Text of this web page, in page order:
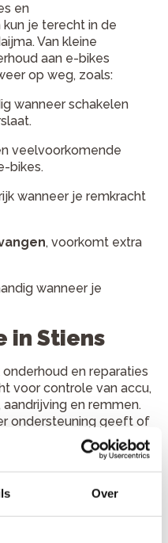
Over
en
je terecht in de
Van kleine
aan e-bikes
op weg, zoals:
wanneer schakelen
veelvoorkomende
bikes.
wanneer je remkracht
, voorkomt extra
wanneer je
in Stiens
en reparaties
voor controle van accu,
en remmen.
ondersteuning geeft of
met je
bij Bike